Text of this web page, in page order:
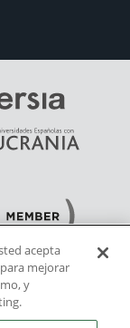
acepta
mejorar
y